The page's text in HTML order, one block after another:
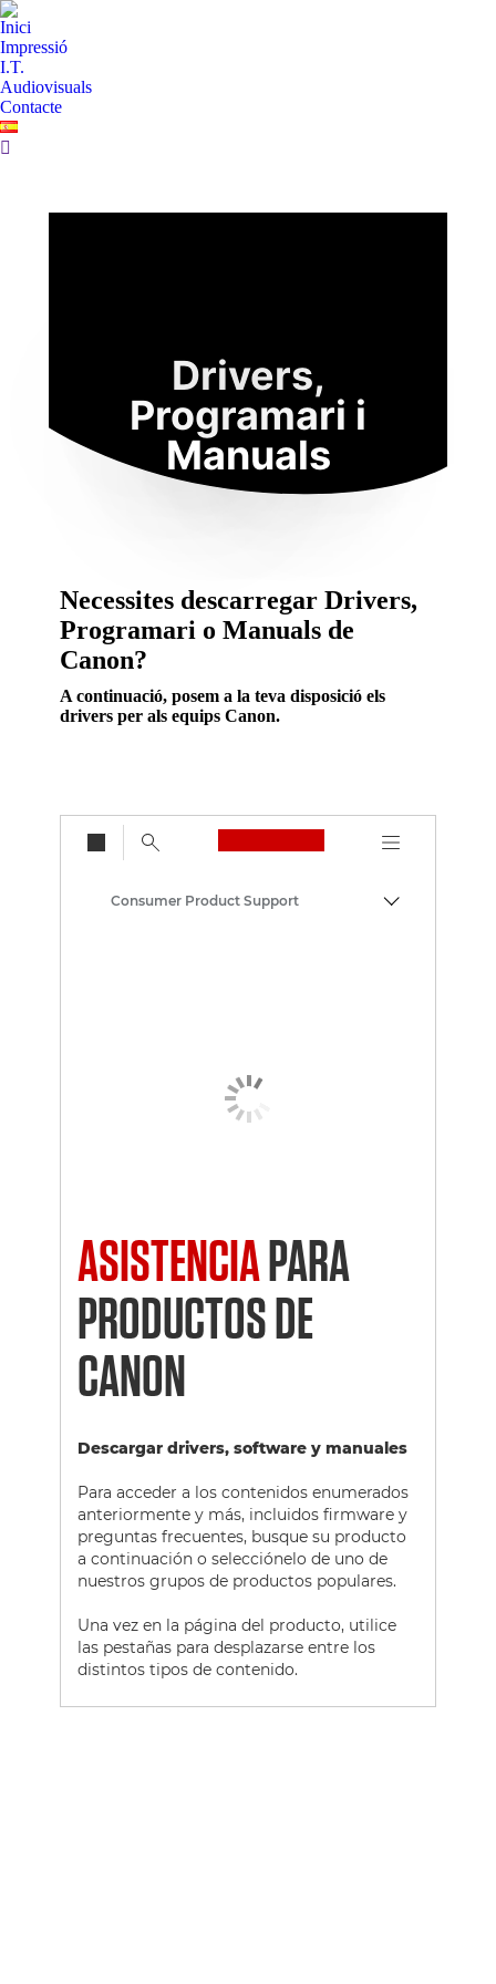
Inici
Impressió
I.T.
Audiovisuals
Contacte
Drivers,
Programari i
Manuals
Necessites descarregar Drivers,
Programari o Manuals de
Canon?
A continuació, posem a la teva disposició els
drivers per als equips Canon.